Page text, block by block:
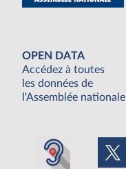
OPEN DATA
Accédez à toutes
les données de
l'Assemblée nationale